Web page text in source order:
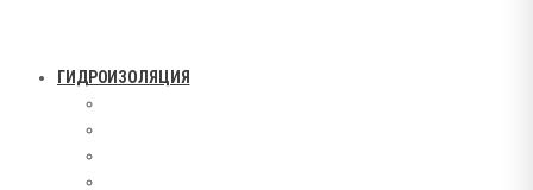
ГИДРОИЗОЛЯЦИЯ